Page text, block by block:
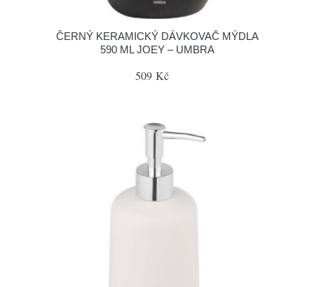
ČERNÝ KERAMICKÝ DÁVKOVAČ MÝDLA
590 ML JOEY – UMBRA
509 Kč